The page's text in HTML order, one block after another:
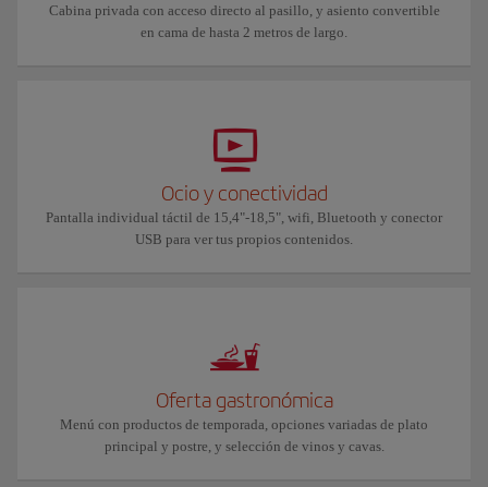
Cabina privada con acceso directo al pasillo, y asiento convertible
en cama de hasta 2 metros de largo.
Ocio y conectividad
Pantalla individual táctil de 15,4"-18,5", wifi, Bluetooth y conector
USB para ver tus propios contenidos.
Oferta gastronómica
Menú con productos de temporada, opciones variadas de plato
principal y postre, y selección de vinos y cavas.